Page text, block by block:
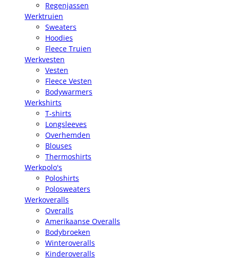
Regenjassen
Werktruien
Sweaters
Hoodies
Fleece Truien
Werkvesten
Vesten
Fleece Vesten
Bodywarmers
Werkshirts
T-shirts
Longsleeves
Overhemden
Blouses
Thermoshirts
Werkpolo's
Poloshirts
Polosweaters
Werkoveralls
Overalls
Amerikaanse Overalls
Bodybroeken
Winteroveralls
Kinderoveralls